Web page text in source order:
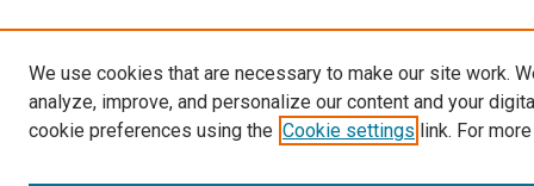
We use cookies that are necessary to make our site work.
analyze, improve, and personalize our content and your
cookie preferences using the Cookie settings link. For